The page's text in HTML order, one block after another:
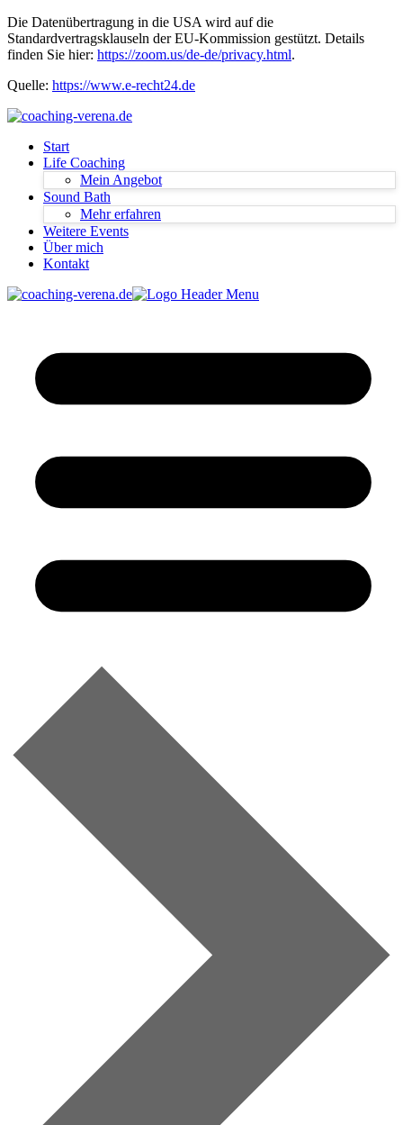
Die Datenübertragung in die USA wird auf die
Standardvertragsklauseln der EU-Kommission gestützt. Details
finden Sie hier: https://zoom.us/de-de/privacy.html.
Quelle: https://www.e-recht24.de
Start
Life Coaching
Mein Angebot
Sound Bath
Mehr erfahren
Weitere Events
Über mich
Kontakt